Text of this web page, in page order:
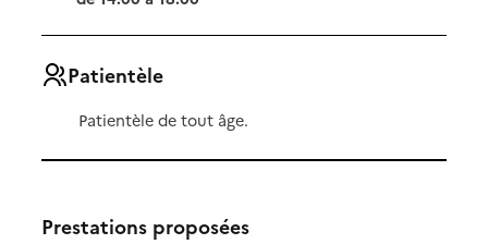
Patientèle
Patientèle de tout âge.
Prestations proposées